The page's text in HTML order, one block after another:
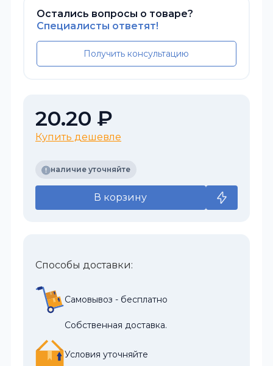
Остались вопросы о товаре?
Специалисты ответят!
Получить консультацию
20.20 ₽
Купить дешевле
наличие уточняйте
В корзину
Способы доставки:
Самовывоз - бесплатно
Собственная доставка.
Условия уточняйте